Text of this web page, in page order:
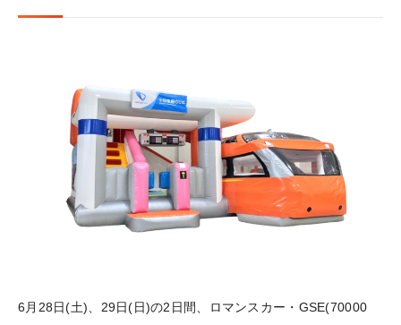
6月28日(土)、29日(日)の2日間、ロマンスカー・GSE(70000